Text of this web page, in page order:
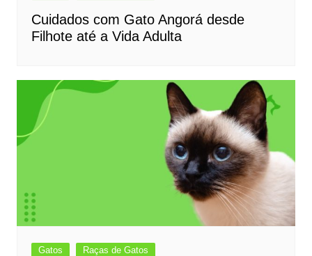
Cuidados com Gato Angorá desde
Filhote até a Vida Adulta
Gatos Raças de Gatos